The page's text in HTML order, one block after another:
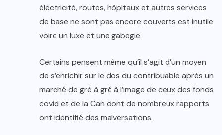
électricité, routes, hôpitaux et autres services
de base ne sont pas encore couverts est inutile
voire un luxe et une gabegie.
Certains pensent même qu’il s’agit d’un moyen
de s’enrichir sur le dos du contribuable après un
marché de gré à gré à l’image de ceux des fonds
covid et de la Can dont de nombreux rapports
ont identifié des malversations.